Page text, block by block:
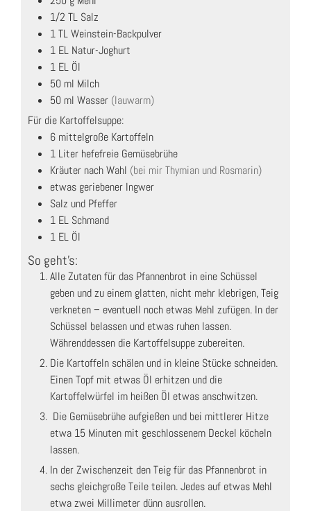
1/2 TL Salz
1TLWeinstein-Backpulver
1 EL Natur-Joghurt
1 EL Öl
50 ml Milch
50 ml Wasser (lauwarm)
Für die Kartoffelsuppe:
6 mittelgroße Kartoffeln
1 Liter hefefreie Gemüsebrühe
Kräuter nach Wahl (bei mir Thymian und Rosmarin)
etwas geriebener Ingwer
Salz und Pfeffer
1 EL Schmand
1 EL Öl
So geht's:
Alle Zutaten für das Pfannenbrot in eine Schüssel
geben und zu einem glatten, nicht mehr klebrigen, Teig
verkneten – eventuell noch etwas Mehl zufügen. In der
Schüssel belassen und etwas ruhen lassen.
Währenddessen die Kartoffelsuppe zubereiten.
Die Kartoffeln schälen und in kleine Stücke schneiden.
Einen Topf mit etwas Öl erhitzen und die
Kartoffelwürfel im heißen Öl etwas anschwitzen.
Die Gemüsebrühe aufgießen und bei mittlerer Hitze
etwa 15 Minuten mit geschlossenem Deckel köcheln
lassen.
In der Zwischenzeit den Teig für das Pfannenbrot in
sechs gleichgroße Teile teilen. Jedes auf etwas Mehl
etwa zwei Millimeter dünn ausrollen.